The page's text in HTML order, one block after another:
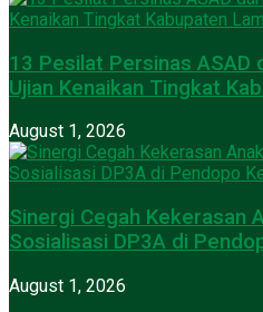
13 Pesilat Persinas ASAD
Ujian Kenaikan Tingkat
August 1, 2026
Sinergi Cegah Kekerasan
Sosialisasi DP3A di
August 1, 2026